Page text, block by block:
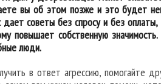
вы об этом позже и это будет
советы без спросу и без
повышает собственную
люди.
в ответ агрессию, помогайте